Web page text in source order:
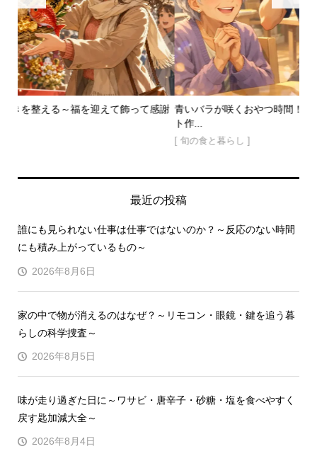
て感謝 青いバラが咲くおやつ時間！～特養でときめく３Ｄゼリーア
最近の投稿
誰にも見られない仕事は仕事ではないのか？～反応のない時間
にも積み上がっているもの～
2026年8月6日
家の中で物が消えるのはなぜ？～リモコン・眼鏡・鍵を追う暮
らしの科学捜査～
2026年8月5日
味が走り過ぎた日に～ワサビ・唐辛子・砂糖・塩を食べやすく
戻す匙加減大全～
2026年8月4日